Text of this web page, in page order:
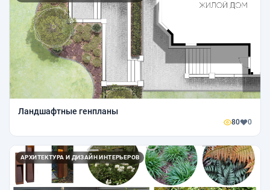
Ландшафтные генпланы
80 0
АРХИТЕКТУРА И ДИЗАЙН ИНТЕРЬЕРОВ